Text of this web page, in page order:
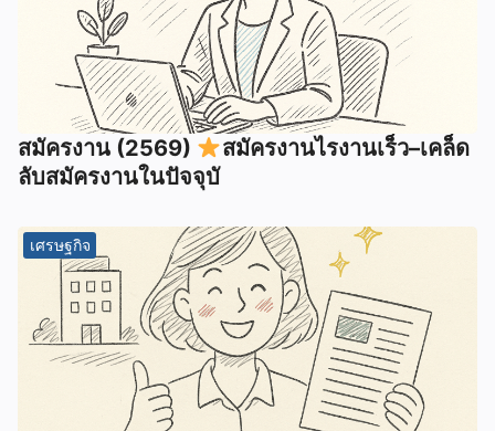
สมัครงาน (2569)
สมัครงานไรงานเร็ว–เคล็ด
ลับสมัครงานในปัจจุบั
เศรษฐกิจ